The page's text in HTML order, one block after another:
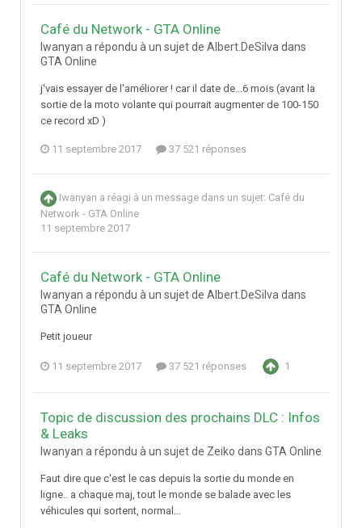
Café du Network - GTA Online
Iwanyan a répondu à un sujet de Albert.DeSilva dans
GTA Online
j'vais essayer de l'améliorer ! car il date de...6 mois (avant la
sortie de la moto volante qui pourrait augmenter de 100-150
ce record xD )
11 septembre 2017 37 521 réponses
Iwanyan a réagi à un message dans un sujet: Café du
Network - GTA Online
11 septembre 2017
Café du Network - GTA Online
Iwanyan a répondu à un sujet de Albert.DeSilva dans
GTA Online
Petit joueur
11 septembre 2017 37 521 réponses 1
Topic de discussion des prochains DLC : Infos
& Leaks
Iwanyan a répondu à un sujet de Zeiko dans GTA Online
Faut dire que c'est le cas depuis la sortie du monde en
ligne.. a chaque maj, tout le monde se balade avec les
véhicules qui sortent, normal...